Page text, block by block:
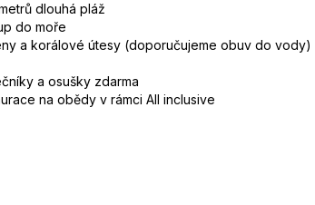
dlouhá pláž
do moře
a korálové útesy (doporučujeme obuv do vody)
a osušky zdarma
na obědy v rámci All inclusive